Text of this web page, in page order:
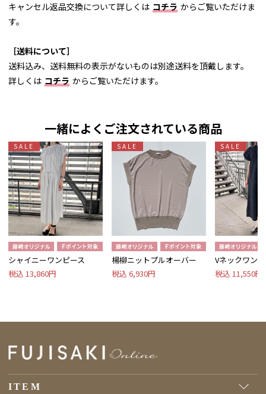
キャンセル返品交換について詳しくは コチラ からご覧いただけま
す。
［送料について］
送料込み、送料無料の表示がないものは別途送料を頂戴します。
詳しくは コチラ からご覧いただけます。
一緒によくご注文されている商品
SALE
シャイニーワンピース
税込 13,860円
SALE
楊柳ニットプルオーバー
税込 6,930円
SALE
Vネックワン
税込 11,550円
ITEM